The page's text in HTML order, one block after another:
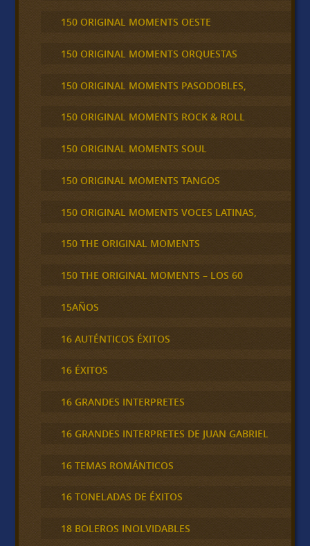
150 ORIGINAL MOMENTS OESTE
150 ORIGINAL MOMENTS ORQUESTAS
150 ORIGINAL MOMENTS PASODOBLES,
150 ORIGINAL MOMENTS ROCK & ROLL
150 ORIGINAL MOMENTS SOUL
150 ORIGINAL MOMENTS TANGOS
150 ORIGINAL MOMENTS VOCES LATINAS,
150 THE ORIGINAL MOMENTS
150 THE ORIGINAL MOMENTS – LOS 60
15AÑOS
16 AUTÉNTICOS ÉXITOS
16 ÉXITOS
16 GRANDES INTERPRETES
16 GRANDES INTERPRETES DE JUAN GABRIEL
16 TEMAS ROMÁNTICOS
16 TONELADAS DE ÉXITOS
18 BOLEROS INOLVIDABLES